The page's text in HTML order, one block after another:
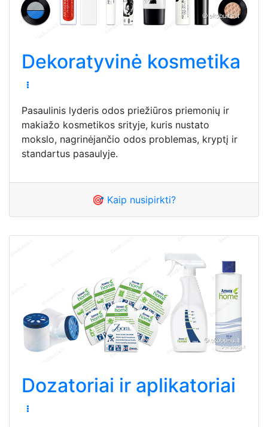
Dekoratyvinė kosmetika
Pasaulinis lyderis odos priežiūros priemonių ir
makiažo kosmetikos srityje, kuris nustato
mokslo, nagrinėjančio odos problemas, kryptį ir
standartus pasaulyje.
🎯 Kaip nusipirkti?
Dozatoriai ir aplikatoriai